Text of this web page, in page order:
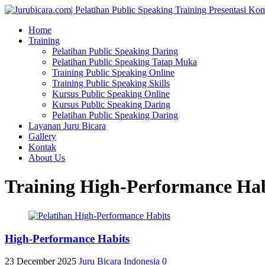
Home
Training
Pelatihan Public Speaking Daring
Pelatihan Public Speaking Tatap Muka
Training Public Speaking Online
Training Public Speaking Skills
Kursus Public Speaking Online
Kursus Public Speaking Daring
Pelatihan Public Speaking Daring
Layanan Juru Bicara
Gallery
Kontak
About Us
Training High-Performance
High-Performance Habits
23 December 2025 Juru Bicara Indonesia 0